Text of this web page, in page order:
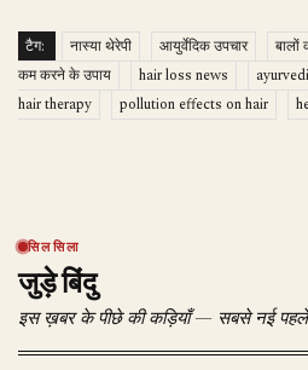
टैग: नास्या थेरेपी आयुर्वेदिक उपचार बालों
कम करने के उपाय
hair loss news
hair therapy
pollution effects on hair
सिलसिला
जुड़े बिंदु
इस ख़बर के पीछे की कड़ियाँ — सबसे नई